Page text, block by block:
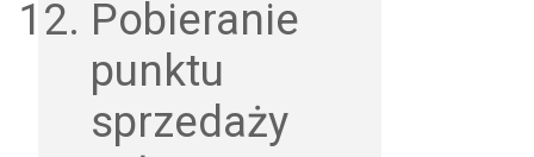
Pobieranie
punktu
sprzedaży